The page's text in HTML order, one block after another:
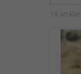
18 artiklar